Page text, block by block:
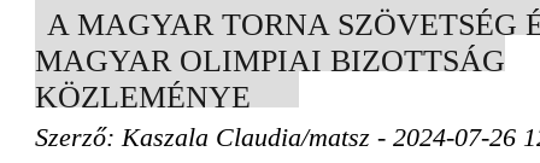
A MAGYAR TORNA SZÖVETSÉG
MAGYAR OLIMPIAI BIZOTTSÁG
KÖZLEMÉNYE
Szerző: Kaszala Claudia/matsz - 2024-07-26